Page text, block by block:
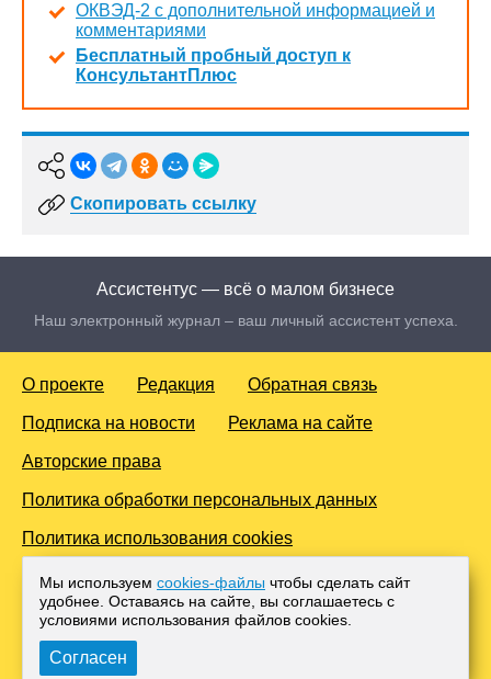
ОКВЭД-2 с дополнительной информацией и
комментариями
Бесплатный пробный доступ к
КонсультантПлюс
Скопировать ссылку
Ассистентус — всё о малом бизнесе
Наш электронный журнал – ваш личный ассистент успеха.
О проекте Редакция Обратная связь
Подписка на новости Реклама на сайте
Авторские права
Политика обработки персональных данных
Политика использования cookies
© 2016-2026 Все права защищены. Для лиц старше 18 лет.
Любое копирование материалов и тиражирование в сети
Интернет, либо печатных изданиях без согласования с
Администрацией проекта, преследуется законом.
Мы используем cookies-файлы чтобы сделать сайт
удобнее. Оставаясь на сайте, вы соглашаетесь с
условиями использования файлов cооkies.
Согласен